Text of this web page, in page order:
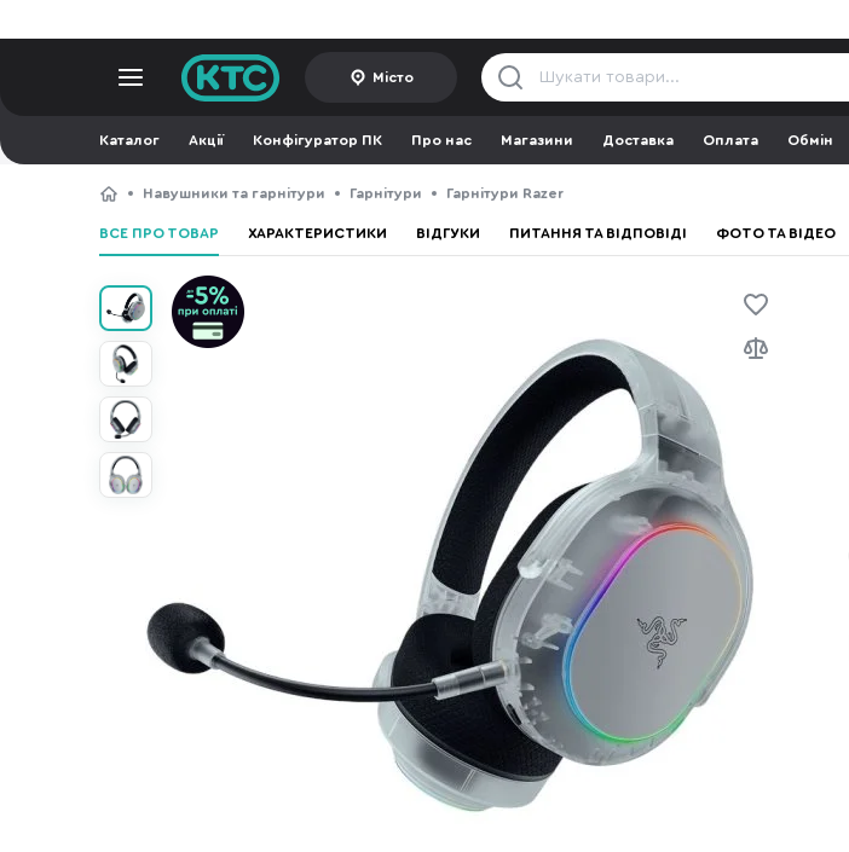
Місто
Каталог Акції Конфігуратор ПК Про нас Магазини Доставка Оплата Обмін
Навушники та гарнітури Гарнітури Гарнітури Razer
ВСЕ ПРО ТОВАР ХАРАКТЕРИСТИКИ ВІДГУКИ ПИТАННЯ ТА ВІДПОВІДІ ФОТО ТА ВІДЕО